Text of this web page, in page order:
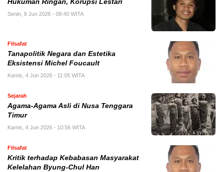
Hukuman Ringan, Korupsi Lestari
Senin, 8 Jun 2026 - 08:40 WITA
Filsafat
Tanapolitik Negara dan Estetika
Eksistensi Michel Foucault
Kamis, 4 Jun 2026 - 11:05 WITA
Sejarah
Agama-Agama Asli di Nusa Tenggara
Timur
Kamis, 4 Jun 2026 - 10:56 WITA
Filsafat
Kritik terhadap Kebabasan Masyarakat
Kelelahan Byung-Chul Han